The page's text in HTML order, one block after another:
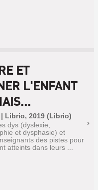
ET
L'ENFANT
Librio, 2019 (Librio)
dys (dyslexie,
et dysphasie) et
des pistes pour
atteints dans leurs ...